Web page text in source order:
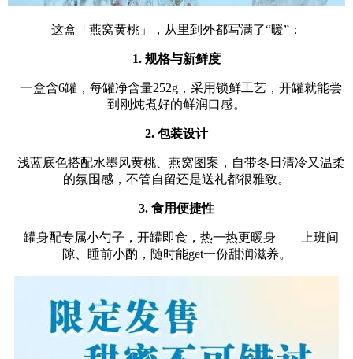
这盒「燕窝黄桃」，从里到外都写满了“暖”：
1. 规格与新鲜度
一盒含6罐，每罐净含量252g，采用锁鲜工艺，开罐就能尝
到刚炖煮好的鲜润口感。
2. 包装设计
浅蓝底色搭配水墨风黄桃、燕窝图案，自带冬日清冷又温柔
的氛围感，不管自留还是送礼都很雅致。
3. 食用便捷性
罐身配专属小勺子，开罐即食，热一热更暖身——上班间
隙、睡前小酌，随时能get一份甜润滋养。